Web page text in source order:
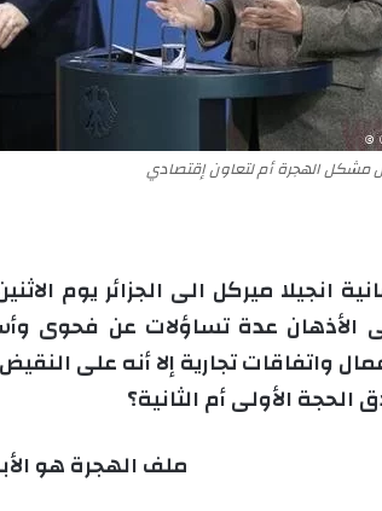
مشكل الهجرة أم لتعاون إقتصادي
انجيلا ميركل الى الجزائر يوم
الأذهان عدة تساؤلات عن فحوى
واتفاقات تجارية إلا أنه على
الأولى أم الثانية؟
ملف الهجرة هو